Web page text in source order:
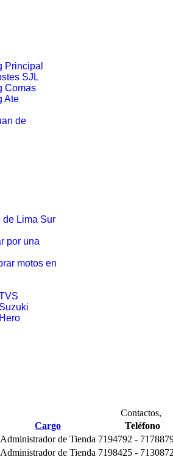
Principal
SJL
Comas
Ate
de
de Lima Sur
por una
motos en
Contactos,
Cargo Teléfono
Administrador de Tienda 7194792 -
Administrador de Tienda 7198425 - 7130872